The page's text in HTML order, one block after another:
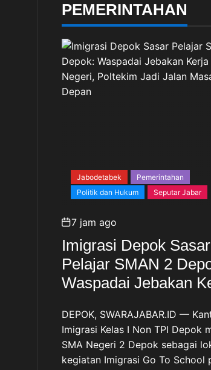
PEMERINTAHAN
Jabodetabek
Pemerintahan
Politik dan Hukum
Seputar Jabar
7 jam ago
Imigrasi Depok Sasar
Pelajar SMAN 2
Waspadai Jebakan
Jalan Masa Depan
DEPOK, SWARAJABAR.ID —
Imigrasi Kelas I Non TPI Depok
SMA Negeri 2 Depok sebagai
kegiatan Imigrasi Go To School